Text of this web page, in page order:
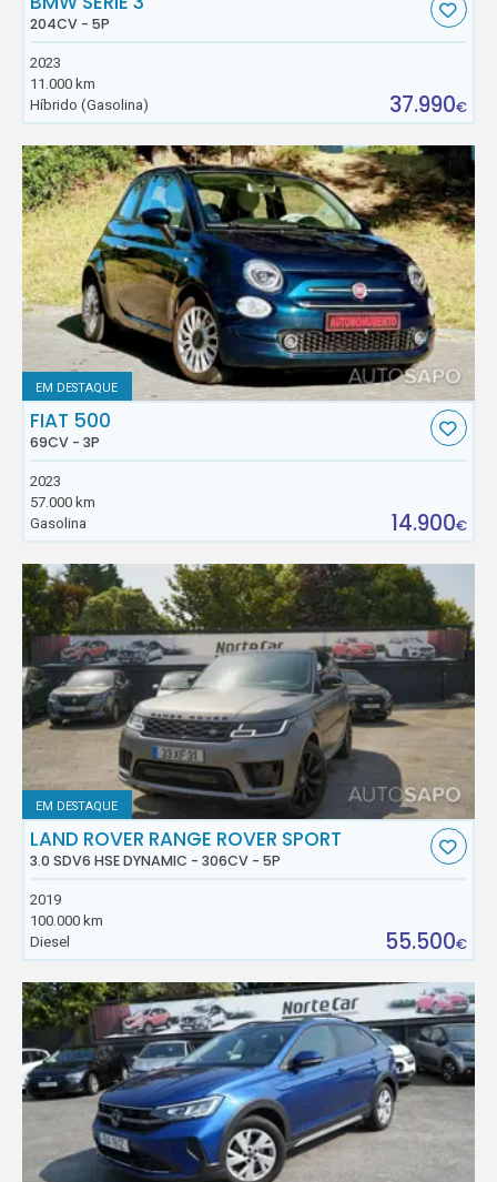
204CV - 5P
2023
11.000 km
Híbrido (Gasolina)
37.990€
EM DESTAQUE
FIAT 500
69CV - 3P
2023
57.000 km
Gasolina
14.900€
EM DESTAQUE
LAND ROVER RANGE ROVER SPORT
3.0 SDV6 HSE DYNAMIC - 306CV - 5P
2019
100.000 km
Diesel
55.500€